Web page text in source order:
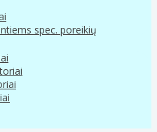
spec. poreikių